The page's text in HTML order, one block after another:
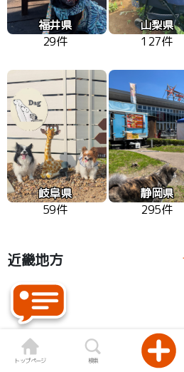
福井県
29件
山梨県
127件
岐阜県
59件
静岡県
295件
近畿地方
トップページ 検索